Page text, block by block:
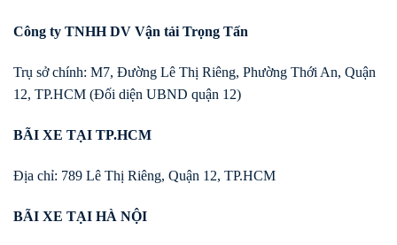
Công ty TNHH DV Vận tải Trọng Tấn
Trụ sở chính: M7, Đường Lê Thị Riêng, Phường Thới An, Quận
12, TP.HCM (Đối diện UBND quận 12)
BÃI XE TẠI TP.HCM
Địa chỉ: 789 Lê Thị Riêng, Quận 12, TP.HCM
BÃI XE TẠI HÀ NỘI